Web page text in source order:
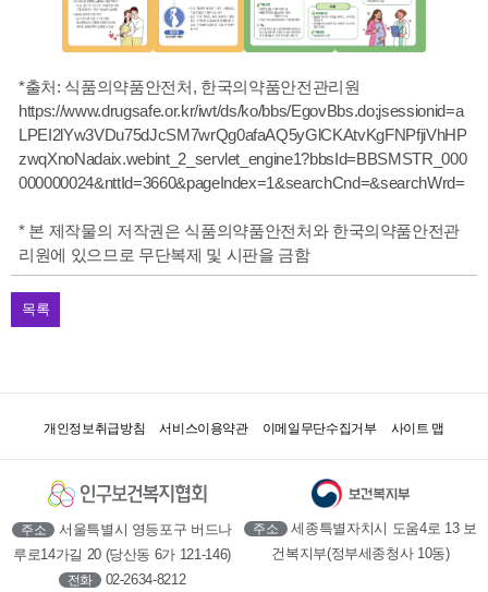
*출처: 식품의약품안전처, 한국의약품안전관리원
https://www.drugsafe.or.kr/iwt/ds/ko/bbs/EgovBbs.do;jsessionid=a
LPEI2lYw3VDu75dJcSM7wrQg0afaAQ5yGlCKAtvKgFNPfjiVhHP
zwqXnoNadaix.webint_2_servlet_engine1?bbsId=BBSMSTR_000
000000024&nttId=3660&pageIndex=1&searchCnd=&searchWrd=
* 본 제작물의 저작권은 식품의약품안전처와 한국의약품안전관
리원에 있으므로 무단복제 및 시판을 금함
목록
개인정보취급방침 서비스이용약관 이메일무단수집거부 사이트 맵
주소
서울특별시 영등포구 버드나
루로14가길 20 (당산동 6가 121-146)
전화 02-2634-8212
주소
세종특별자치시 도움4로 13 보
건복지부(정부세종청사 10동)